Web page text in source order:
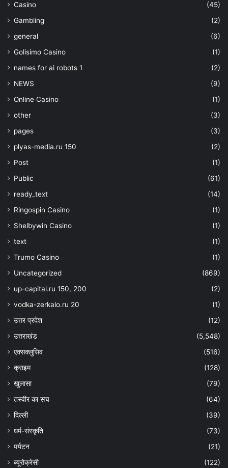
Casino
(45)
Gambling
(2)
general
(6)
Golisimo Casino
(1)
names for ai robots 1
(2)
NEWS
(9)
Online Casino
(1)
other
(3)
pages
(3)
plyas-media.ru 150
(2)
Post
(1)
Public
(61)
ready_text
(14)
Ringospin Casino
(1)
Shelbywin Casino
(1)
text
(1)
Trumo Casino
(1)
Uncategorized
(869)
up-capital.ru 150, 200
(2)
vodka-zerkalo.ru 20
(1)
उत्तर प्रदेश
(12)
उत्तराखंड
(5,548)
एक्सक्लुसिव
(516)
क्राइम
(128)
खुलासा
(79)
तस्वीर का सच
(64)
दिल्ली
(39)
धर्म-संस्कृति
(73)
पर्यटन
(21)
ब्यूरोक्रेसी
(122)